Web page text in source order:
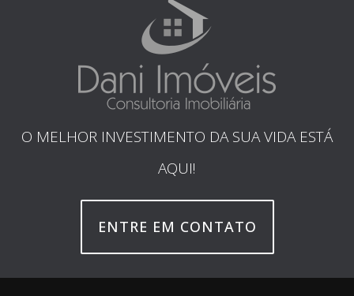
O MELHOR INVESTIMENTO DA SUA VIDA ESTÁ
AQUI!
ENTRE EM CONTATO